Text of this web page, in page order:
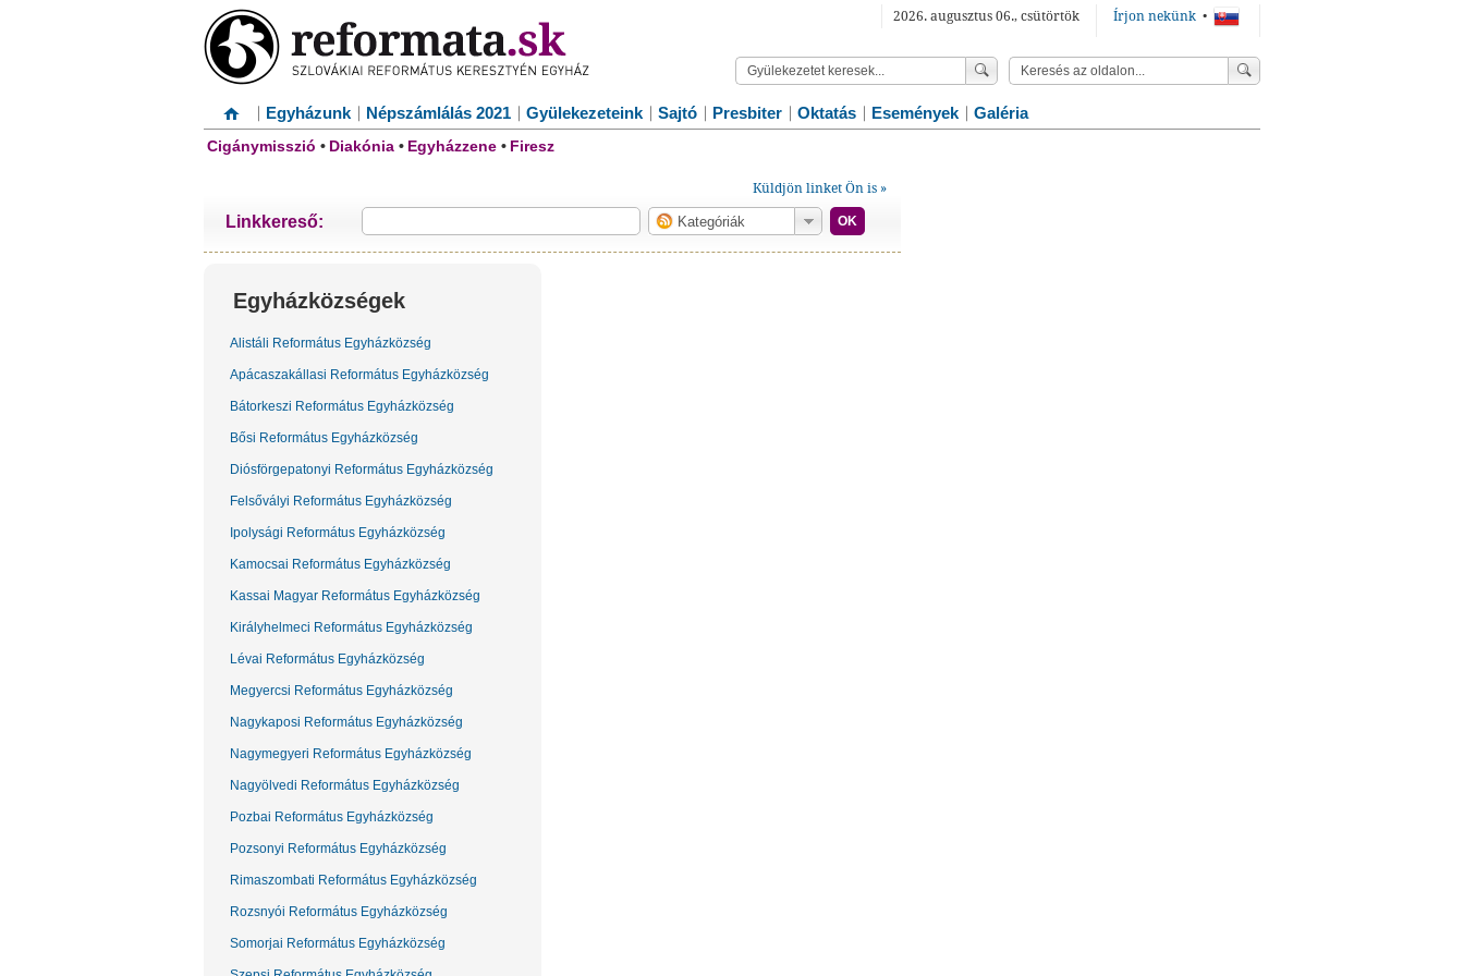
Írjon nekünk •
2026. augusztus 06., csütörtök
Egyházunk Népszámlálás 2021 Gyülekezeteink Sajtó Presbiter Oktatás Események Galéria
Cigánymisszió • Diakónia • Egyházzene • Firesz
Küldjön linket Ön is »
Link címe
Linkkereső: OK
Egyházközségek
Alistáli Református Egyházközség
Apácaszakállasi Református Egyházközség
Bátorkeszi Református Egyházközség
Bősi Református Egyházközség
Diósförgepatonyi Református Egyházközség
Felsővályi Református Egyházközség
Ipolysági Református Egyházközség
Kamocsai Református Egyházközség
Kassai Magyar Református Egyházközség
Királyhelmeci Református Egyházközség
Lévai Református Egyházközség
Megyercsi Református Egyházközség
Nagykaposi Református Egyházközség
Nagymegyeri Református Egyházközség
Nagyölvedi Református Egyházközség
Pozbai Református Egyházközség
Pozsonyi Református Egyházközség
Rimaszombati Református Egyházközség
Rozsnyói Református Egyházközség
Somorjai Református Egyházközség